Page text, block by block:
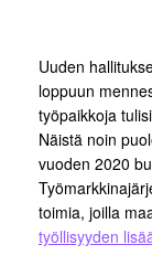
Uuden
loppuun
työpaikkoja
Näistä noin
vuoden 2020
toimia, joilla
työllisyyden